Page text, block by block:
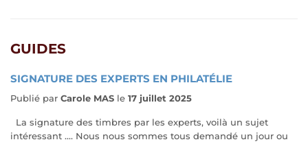
GUIDES
SIGNATURE DES EXPERTS EN PHILATÉLIE
Publié par Carole MAS le 17 juillet 2025
La signature des timbres par les experts, voilà un sujet
intéressant .... Nous nous sommes tous demandé un jour ou